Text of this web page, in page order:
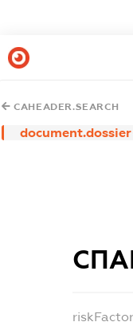
CAHEADER.SEARCH
document.dossier